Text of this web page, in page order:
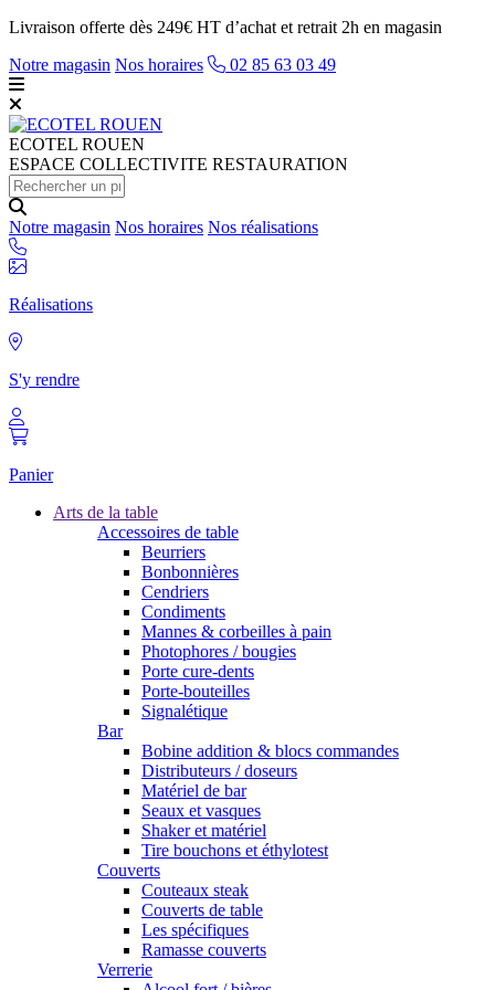
Livraison offerte dès 249€ HT d’achat et retrait 2h en magasin
Notre magasin Nos horaires 02 85 63 03 49
ECOTEL ROUEN
ESPACE COLLECTIVITE RESTAURATION
Notre magasin Nos horaires Nos réalisations
Réalisations
S'y rendre
Panier
Arts de la table
Accessoires de table
Beurriers
Bonbonnières
Cendriers
Condiments
Mannes & corbeilles à pain
Photophores / bougies
Porte cure-dents
Porte-bouteilles
Signalétique
Bar
Bobine addition & blocs commandes
Distributeurs / doseurs
Matériel de bar
Seaux et vasques
Shaker et matériel
Tire bouchons et éthylotest
Couverts
Couteaux steak
Couverts de table
Les spécifiques
Ramasse couverts
Verrerie